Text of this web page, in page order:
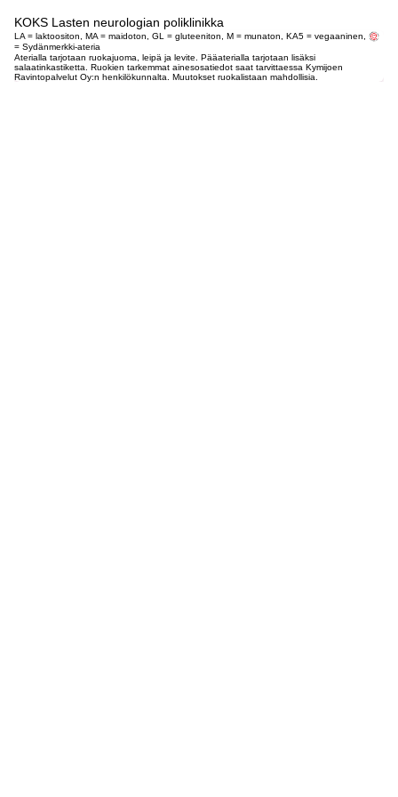
KOKS Lasten neurologian poliklinikka
LA = laktoositon, MA = maidoton, GL = gluteeniton, M = munaton, KA5 = vegaaninen,
= Sydänmerkki-ateria
Aterialla tarjotaan ruokajuoma, leipä ja levite. Pääaterialla tarjotaan lisäksi
salaatinkastiketta. Ruokien tarkemmat ainesosatiedot saat tarvittaessa Kymijoen
Ravintopalvelut Oy:n henkilökunnalta. Muutokset ruokalistaan mahdollisia.